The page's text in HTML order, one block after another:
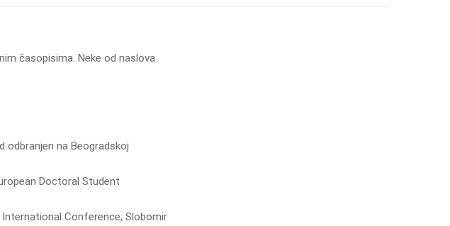
časopisima. Neke od naslova
odbranjen na Beogradskoj
Doctoral Student
International Conference; Slobomir